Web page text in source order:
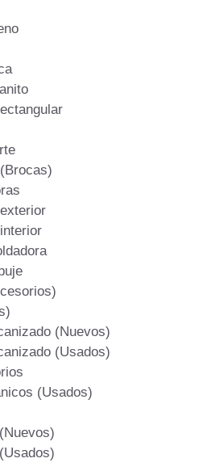
(Nuevos)
(Usados)
(Usados)